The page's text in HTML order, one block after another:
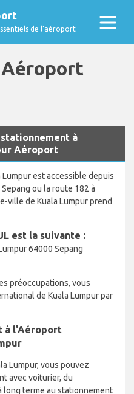
de l’aéroport
à
Aéroport
est accessible depuis
ou la route 182 à
ville de Kuala Lumpur prend
est la suivante :
64000 Sepang
préoccupations, vous
de Kuala Lumpur par
à l'Aéroport
Lumpur, vous pouvez
avec voiturier, du
long terme au stationnement